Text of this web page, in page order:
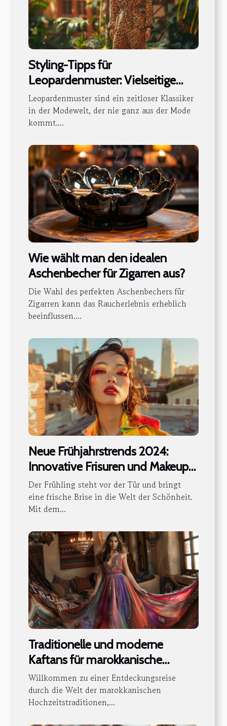
Styling-Tipps für
Leopardenmuster: Vielseitige
Outfits für jede Jahreszeit
Leopardenmuster sind ein zeitloser Klassiker
in der Modewelt, der nie ganz aus der Mode
kommt....
Wie wählt man den idealen
Aschenbecher für Zigarren aus?
Die Wahl des perfekten Aschenbechers für
Zigarren kann das Raucherlebnis erheblich
beeinflussen....
Neue Frühjahrstrends 2024:
Innovative Frisuren und Makeup-
Anleitungen
Der Frühling steht vor der Tür und bringt
eine frische Brise in die Welt der Schönheit.
Mit dem...
Traditionelle und moderne
Kaftans für marokkanische
Hochzeiten
Willkommen zu einer Entdeckungsreise
durch die Welt der marokkanischen
Hochzeitstraditionen,...